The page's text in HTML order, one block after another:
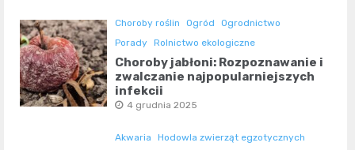
Choroby roślin Ogród
Ogrodnictwo
Porady Rolnictwo ekologiczne
Choroby jabłoni: Rozpoznawanie i
zwalczanie najpopularniejszych
infekcji
4 grudnia 2025
Akwaria
Hodowla zwierząt egzotycznych